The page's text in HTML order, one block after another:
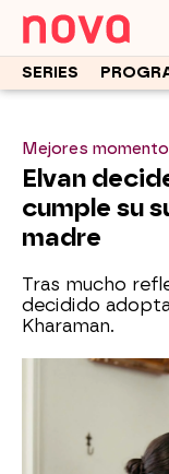
SERIES
Mejores
Elvan
cumple su
madre
Tras mucho
decidido
Kharaman.